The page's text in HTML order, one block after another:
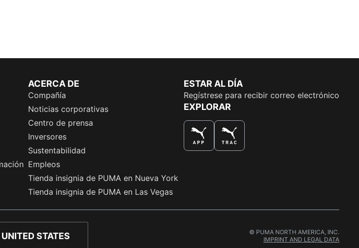
ACERCA DE
Compañía
Noticias corporativas
Centro de prensa
Inversores
Sustentabilidad
Empleos
Tienda insignia de PUMA en Nueva York
Tienda insignia de PUMA en Las Vegas
ESTAR AL DÍA
Regístrese para recibir correo electrónico
EXPLORAR
UNITED STATES
© PUMA NORTH AMERICA, INC.
IMPRINT AND LEGAL DATA